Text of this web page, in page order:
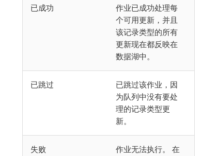
已成功
作业已成功处理每
个可用更新，并且
该记录类型的所有
更新现在都反映在
数据湖中。
已跳过
已跳过该作业，因
为队列中没有要处
理的记录类型更
新。
失败
作业无法执行。 在